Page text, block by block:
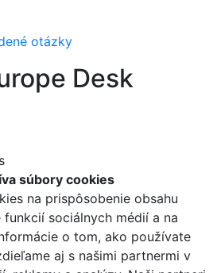
otázky
Desk
súbory cookies
na prispôsobenie obsahu
sociálnych médií a na
o tom, ako používate
aj s našimi partnermi v